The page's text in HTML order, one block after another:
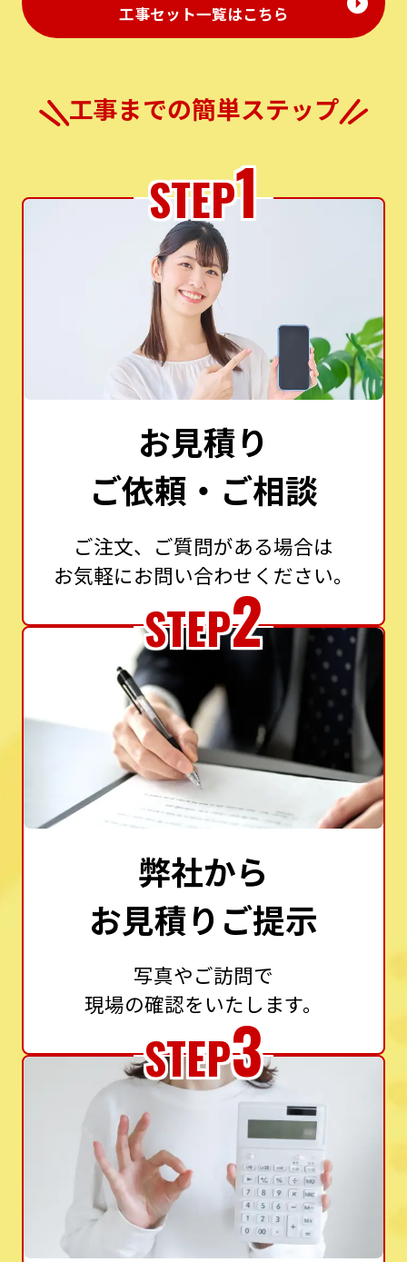
⼯事セット⼀覧はこちら
工事までの簡単ステップ
STEP1
お見積り
ご依頼・ご相談
ご注文、ご質問がある場合は
お気軽にお問い合わせください。
STEP2
弊社から
お見積りご提示
写真やご訪問で
現場の確認をいたします。
STEP3